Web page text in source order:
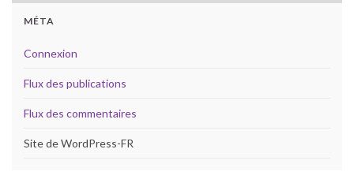
MÉTA
Connexion
Flux des publications
Flux des commentaires
Site de WordPress-FR